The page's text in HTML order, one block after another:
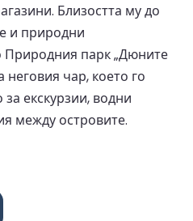
Близостта му до
и природни
Природния парк „Дюните
неговия чар, което го
екскурзии, водни
между островите.